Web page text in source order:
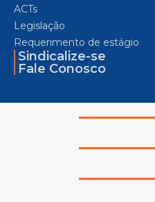
ACTs
Legislação
Requerimento de estágio
Sindicalize-se
Fale Conosco